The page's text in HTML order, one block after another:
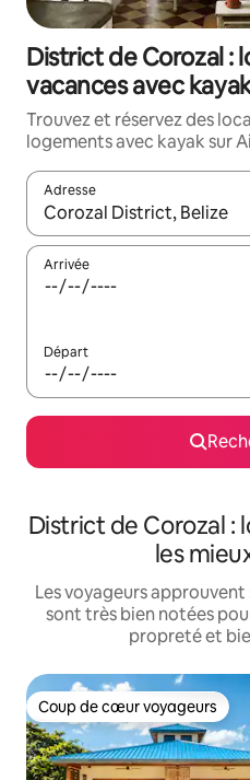
District de Corozal :
vacances avec
Trouvez et réservez des
logements avec kayak sur
Adresse
Lorsque les résultats
Arrivée
Départ
District de Corozal :
les
Les voyageurs
sont très bien notées
propreté et
Coup de cœur voyageurs
Coup de cœur voyageurs